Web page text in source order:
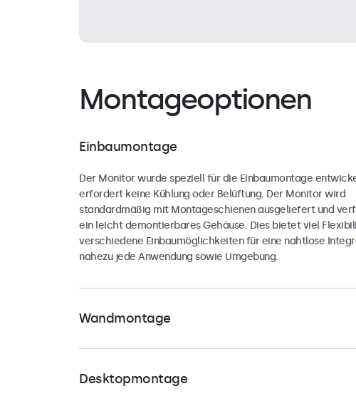
Montageoptionen
Einbaumontage
Der Monitor wurde speziell für die Einbaumontage
erfordert keine Kühlung oder Belüftung. Der Monitor wird
standardmäßig mit Montageschienen ausgeliefert und
ein leicht demontierbares Gehäuse. Dies bietet viel
verschiedene Einbaumöglichkeiten für eine nahtlose
nahezu jede Anwendung sowie Umgebung.
Wandmontage
Der Monitor ist mit einer universellen 75-mm-VESA-
sowohl im Hoch- als auch im Querformat an universellen
Desktopmontage